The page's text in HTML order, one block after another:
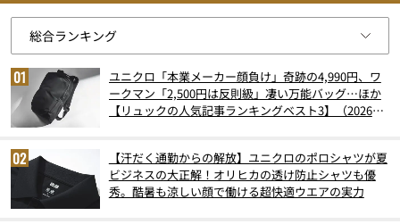
ユニクロ「本業メーカー顔負け」奇跡の4,990円、ワ
ークマン「2,500円は反則級」凄い万能バッグ…ほか
【リュックの人気記事ランキングベスト3】（2026年
【汗だく通勤からの解放】ユニクロのポロシャツが夏
ビジネスの大正解！オリヒカの透け防止シャツも優
秀。酷暑も涼しい顔で働ける超快適ウエアの実力